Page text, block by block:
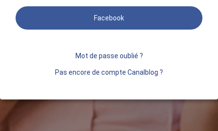
Facebook
Mot de passe oublié ?
Pas encore de compte Canalblog ?